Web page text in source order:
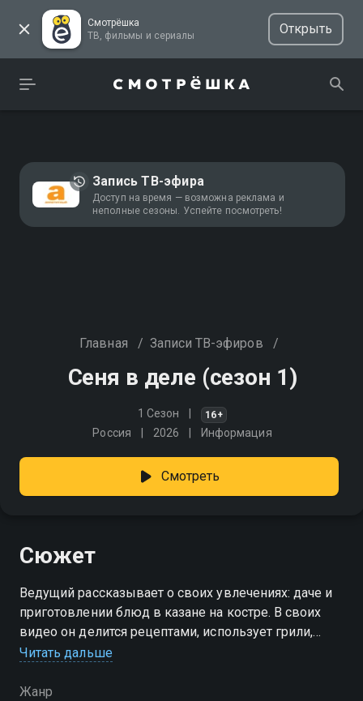
Смотрёшка
ТВ, фильмы и сериалы
Открыть
Запись ТВ-эфира
Доступ на время — возможна реклама и
неполные сезоны. Успейте посмотреть!
Главная / Записи ТВ-эфиров /
Сеня в деле (сезон 1)
1 Сезон 16+
Россия 2026 Информация
Смотреть
Сюжет
Ведущий рассказывает о своих увлечениях: даче и
приготовлении блюд в казане на костре. В своих
видео он делится рецептами, использует грили,
тандыр, коптильню, помпейскую печь и другие
Читать дальше
Жанр